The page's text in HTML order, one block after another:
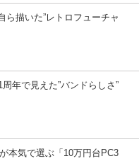
描いた”レトロフューチャ
年で見えた”バンドらしさ”
本気で選ぶ「10万円台PC3